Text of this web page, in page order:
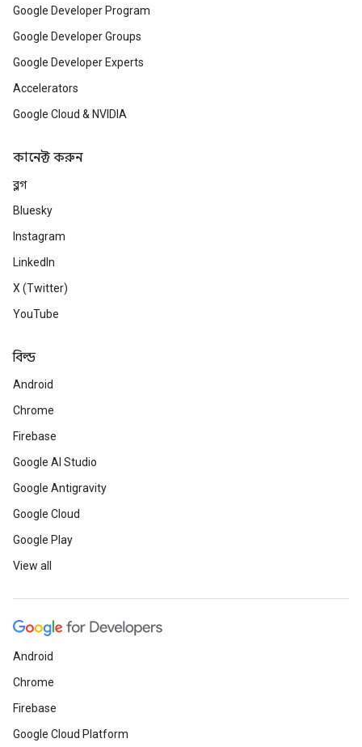
Google Developer Program
Google Developer Groups
Google Developer Experts
Accelerators
Google Cloud & NVIDIA
কানেক্ট করুন
ব্লগ
Bluesky
Instagram
LinkedIn
X (Twitter)
YouTube
বিল্ড
Android
Chrome
Firebase
Google AI Studio
Google Antigravity
Google Cloud
Google Play
View all
Android
Chrome
Firebase
Google Cloud Platform